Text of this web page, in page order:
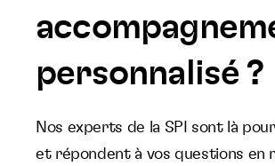
personnalisé ?
Nos experts de la SPI sont là
et répondent à vos questions en